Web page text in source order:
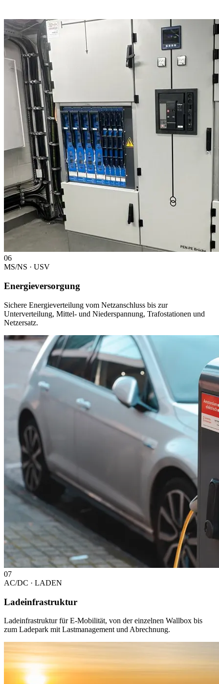
06
MS/NS · USV
Energieversorgung
Sichere Energieverteilung vom Netzanschluss bis zur
Unterverteilung, Mittel- und Niederspannung, Trafostationen und
Netzersatz.
07
AC/DC · LADEN
Ladeinfrastruktur
Ladeinfrastruktur für E-Mobilität, von der einzelnen Wallbox bis
zum Ladepark mit Lastmanagement und Abrechnung.